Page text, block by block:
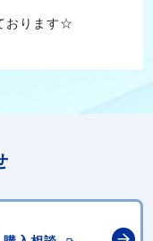
おります☆